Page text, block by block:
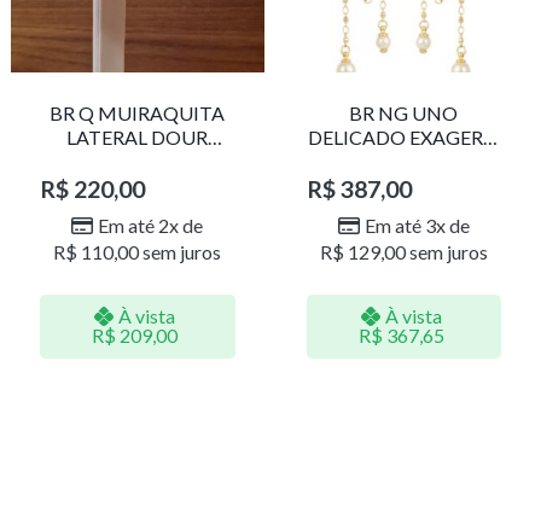
BR Q MUIRAQUITA
LATERAL DOUR
R$ 220,00
Em até 2x de
R$ 110,00sem juros
À vista
R$ 209,00
BR NG UNO
DELICADO EXAGERO
R$387,00
Em até 3x de
R$ 129,00sem juros
À vista
R$ 367,65